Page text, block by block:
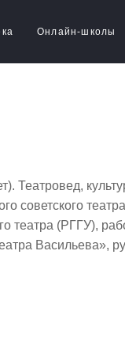
Онлайн-школы
Театровед,
советского
театра (РГГУ),
Васильева»,